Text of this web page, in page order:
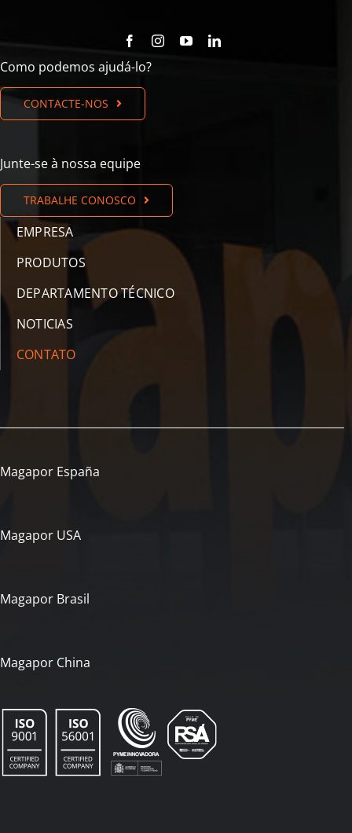
Como podemos ajudá-lo?
CONTACTE-NOS
Junte-se à nossa equipe
TRABALHE CONOSCO
EMPRESA
PRODUTOS
DEPARTAMENTO TÉCNICO
NOTICIAS
CONTATO
Magapor España
Magapor USA
Magapor Brasil
Magapor China